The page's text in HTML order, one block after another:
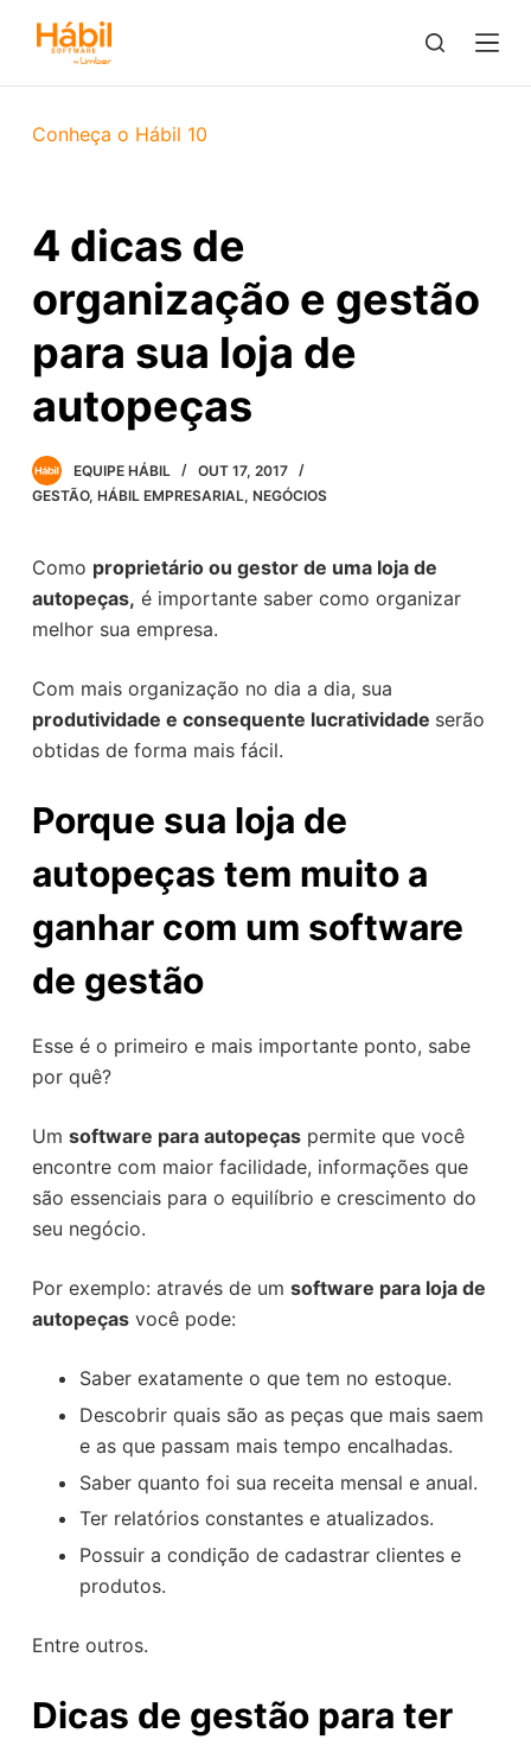
l
o
e
ú
Conheça o Hábil 10
4​ ​dicas​ ​de​ ​
organização​ ​e​ ​gestão​ ​
para​ ​sua​ ​loja de​ ​
autopeças
EQUIPE HÁBIL
OUT 17, 2017
GESTÃO, HÁBIL EMPRESARIAL, NEGÓCIOS
Como proprietário ou gestor de uma loja de
autopeças, é importante saber como organizar
melhor sua empresa.
Com mais organização no dia a dia, sua
produtividade e consequente lucratividade serão
obtidas de forma mais fácil.
Porque sua loja de
autopeças tem muito a
ganhar com um software
de gestão
Esse é o primeiro e mais importante ponto, sabe
por quê?
Um software para autopeçaspermite que você
encontre com maior facilidade, informações que
são essenciais para o equilíbrio e crescimento do
seu negócio.
Por exemplo: através de um software para loja de
autopeçasvocê pode:
Saber exatamente o que tem no estoque.
Descobrir quais são as peças que mais saem
e as que passam mais tempo encalhadas.
Saber quanto foi sua receita mensal e anual.
Ter relatórios constantes e atualizados.
Possuir a condição de cadastrar clientes e
produtos.
Entre outros.
Dicas de gestão para ter